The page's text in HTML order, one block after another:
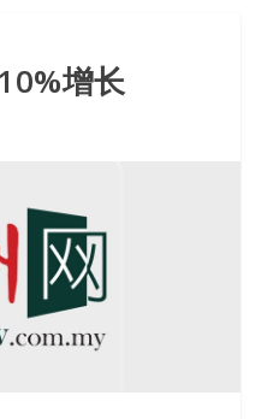
增长